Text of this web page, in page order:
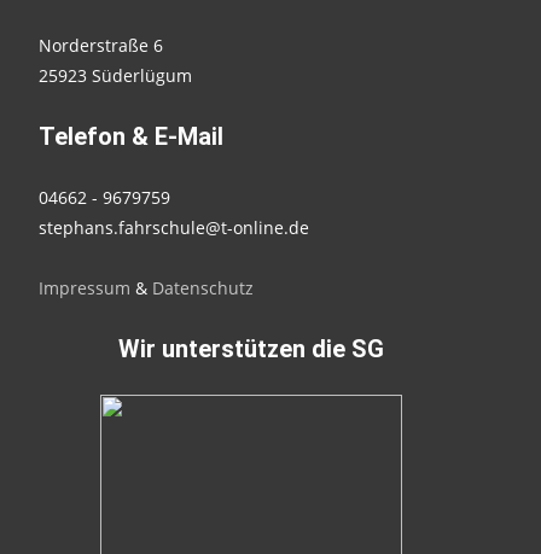
Norderstraße 6
25923 Süderlügum
Telefon & E-Mail
04662 - 9679759
stephans.fahrschule@t-online.de
Impressum & Datenschutz
Wir unterstützen die SG